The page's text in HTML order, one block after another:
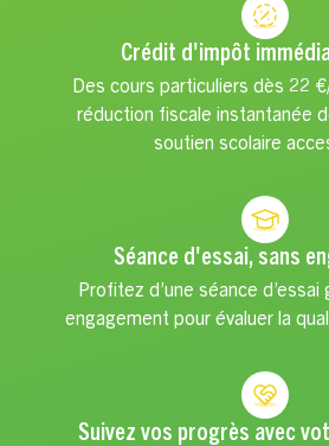
Crédit d'impôt
Des cours particuliers dès 22
réduction fiscale instantanée
soutien scolaire
Séance d'essai, sans
Profitez d’une séance
engagement pour évaluer la
Suivez vos progrès avec